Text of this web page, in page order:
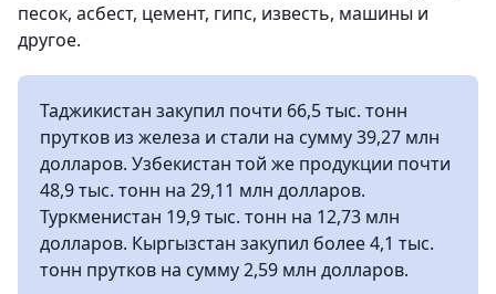
песок, асбест, цемент, гипс, известь, машины и
другое.
Таджикистан закупил почти 66,5 тыс. тонн
прутков из железа и стали на сумму 39,27 млн
долларов. Узбекистан той же продукции почти
48,9 тыс. тонн на 29,11 млн долларов.
Туркменистан 19,9 тыс. тонн на 12,73 млн
долларов. Кыргызстан закупил более 4,1 тыс.
тонн прутков на сумму 2,59 млн долларов.